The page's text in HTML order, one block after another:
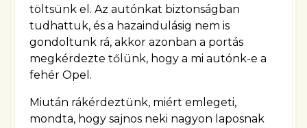
töltsünk el. Az autónkat biztonságban
tudhattuk, és a hazaindulásig nem is
gondoltunk rá, akkor azonban a portás
megkérdezte tőlünk, hogy a mi autónk-e a
fehér Opel.
Miután rákérdeztünk, miért emlegeti,
mondta, hogy sajnos neki nagyon laposnak